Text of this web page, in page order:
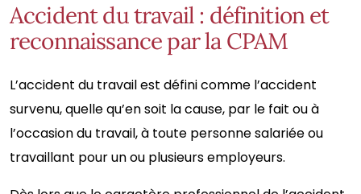
Accident du travail : définition et
reconnaissance par la CPAM
L’accident du travail est défini comme l’accident
survenu, quelle qu’en soit la cause, par le fait ou à
l’occasion du travail, à toute personne salariée ou
travaillant pour un ou plusieurs employeurs.